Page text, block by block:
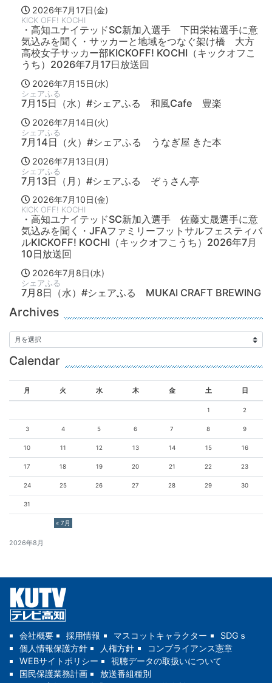
2026年7月17日(金)
KICK OFF! KOCHI
・高知ユナイテッドSC新加入選手 下田栄祐選手に意
気込みを聞く・サッカーと地域をつなぐ架け橋 大方
高校女子サッカー部KICKOFF! KOCHI（キックオフこ
うち）2026年7月17日放送回
2026年7月15日(水)
シェアふる
7月15日（水）#シェアふる 和風Cafe 豊楽
2026年7月14日(火)
シェアふる
7月14日（火）#シェアふる うなぎ屋 きた本
2026年7月13日(月)
シェアふる
7月13日（月）#シェアふる ぞぅさん亭
2026年7月10日(金)
KICK OFF! KOCHI
・高知ユナイテッドSC新加入選手 佐藤丈晟選手に意
気込みを聞く・JFAファミリーフットサルフェスティバ
ルKICKOFF! KOCHI（キックオフこうち）2026年7月
10日放送回
2026年7月8日(水)
シェアふる
7月8日（水）#シェアふる MUKAI CRAFT BREWING
Archives
Calendar
2026年8月
月 火 水 木 金 土 日
« 7月
1 2
3 4 5 6 7 8 9
10 11 12 13 14 15 16
17 18 19 20 21 22 23
24 25 26 27 28 29 30
31
会社概要 採用情報 マスコットキャラクター
SDGｓ
個人情報保護方針
人権方針
コンプライアンス憲章
WEBサイトポリシー
視聴データの取扱いについて
国民保護業務計画
放送番組種別